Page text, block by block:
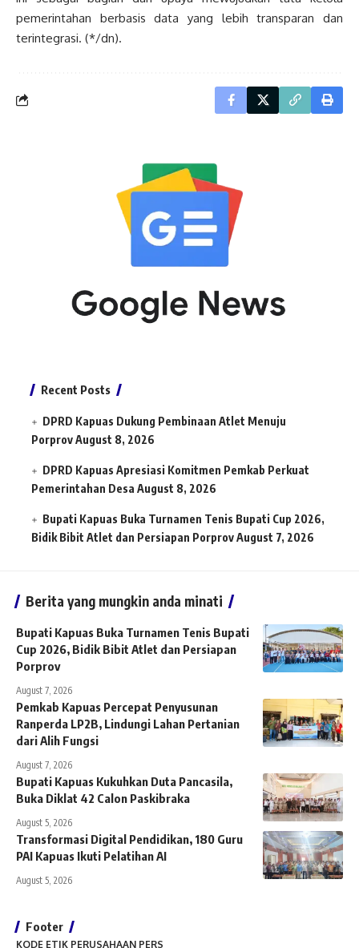
pemerintahan berbasis data yang lebih transparan dan
terintegrasi. (*/dn).
Recent Posts
DPRD Kapuas Dukung Pembinaan Atlet Menuju
PorprovAugust 8, 2026
DPRD Kapuas Apresiasi Komitmen Pemkab Perkuat
Pemerintahan Desa August 8, 2026
Bupati Kapuas Buka Turnamen Tenis Bupati Cup 2026,
Bidik Bibit Atlet dan Persiapan PorprovAugust 7, 2026
Berita yang mungkin anda minati
Bupati Kapuas Buka Turnamen Tenis Bupati
Cup 2026, Bidik Bibit Atlet dan Persiapan
Porprov
August 7, 2026
Pemkab Kapuas Percepat Penyusunan
Ranperda LP2B, Lindungi Lahan Pertanian
dari Alih Fungsi
August 7, 2026
Bupati Kapuas Kukuhkan Duta Pancasila,
Buka Diklat 42 Calon Paskibraka
August 5, 2026
Transformasi Digital Pendidikan, 180 Guru
PAI Kapuas Ikuti Pelatihan AI
August 5, 2026
Footer
KODE ETIK PERUSAHAAN PERS